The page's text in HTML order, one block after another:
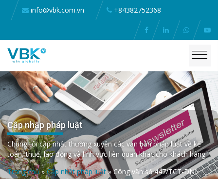
info@vbk.com.vn +84382752368
Cập nhập pháp luật
Chúng tôi cập nhật thường xuyên các văn bản pháp luật về kế
toán, thuế, lao động và lĩnh vực liên quan khác cho khách hàng
Trang chủ»Cập nhật pháp luật»Công văn số 447/TCT-DNL